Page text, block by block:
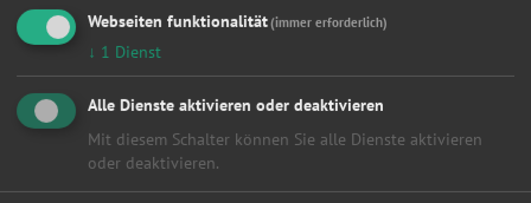
Autowerkstatt
Kundenanfragen erhalten?
▶ Werkstatt aktivieren
Sie möchten aufAutoreparaturen.dean dieseKFZ-Werkstatt
Webseiten funktionalität(immer erforderlich)
↓ 1 Dienst
Alle Dienste aktivieren oder deaktivieren
Mit diesem Schalter können Sie alle Dienste aktivieren
oder deaktivieren.